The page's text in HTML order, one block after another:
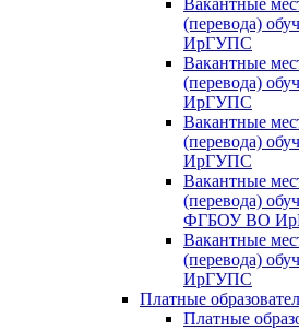
Вакантные
(перевода)
ИрГУПС
Вакантные
(перевода)
ИрГУПС
Вакантные
(перевода)
ИрГУПС
Вакантные
(перевода)
ФГБОУ ВО
Вакантные
(перевода)
ИрГУПС
Платные
Платные